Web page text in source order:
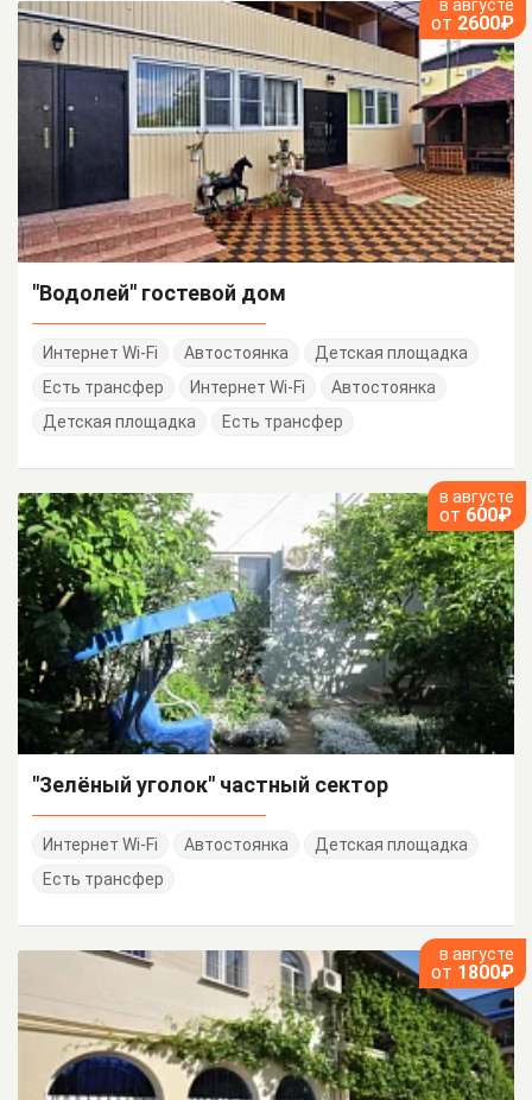
в августе
от 2600₽
"Водолей" гостевой дом
Интернет Wi-Fi Автостоянка
Детская площадка
Есть трансфер
Интернет Wi-Fi
Автостоянка
Детская площадка
Есть трансфер
в августе
от 600₽
"Зелёный уголок" частный сектор
Интернет Wi-Fi Автостоянка
Детская площадка
Есть трансфер
в августе
от 1800₽